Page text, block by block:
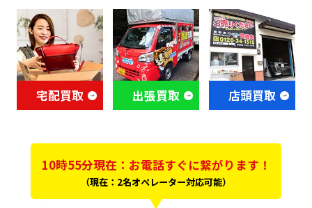
宅配買取 出張買取 店頭買取
10時55分現在：お電話すぐに繋がります！
（現在：2名オペレーター対応可能）